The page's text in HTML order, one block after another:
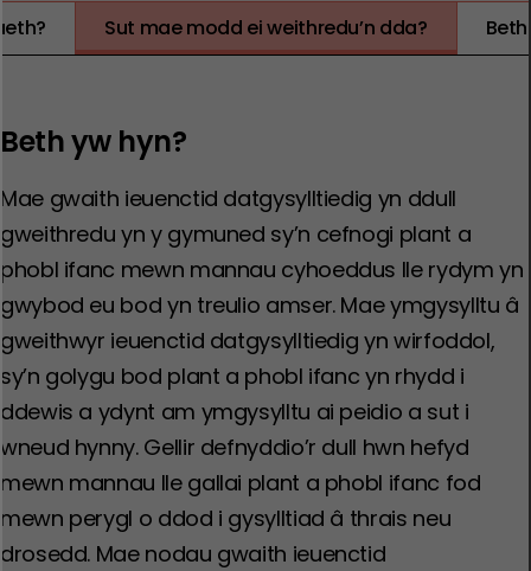
Sut mae modd ei weithredu’n dda?
Beth yw hyn?
Mae gwaith ieuenctid datgysylltiedig yn ddull
gweithredu yn y gymuned sy’n cefnogi plant a
phobl ifanc mewn mannau cyhoeddus lle rydym yn
gwybod eu bod yn treulio amser. Mae ymgysylltu â
gweithwyr ieuenctid datgysylltiedig yn wirfoddol,
sy’n golygu bod plant a phobl ifanc yn rhydd i
ddewis a ydynt am ymgysylltu ai peidio a sut i
wneud hynny. Gellir defnyddio’r dull hwn hefyd
mewn mannau lle gallai plant a phobl ifanc fod
mewn perygl o ddod i gysylltiad â thrais neu
drosedd. Mae nodau gwaith ieuenctid